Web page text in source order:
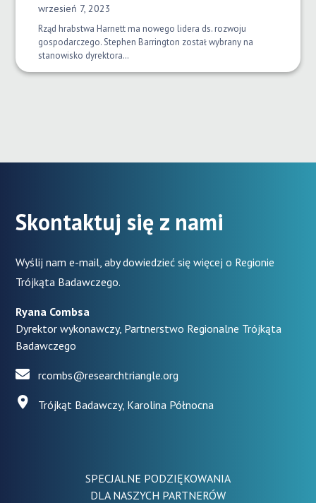
Data opublikowania:
wrzesień 7, 2023
Rząd hrabstwa Harnett ma nowego lidera ds. rozwoju
gospodarczego. Stephen Barrington został wybrany na
stanowisko dyrektora…
Skontaktuj się z nami
Wyślij nam e-mail, aby dowiedzieć się więcej o Regionie
Trójkąta Badawczego.
Ryana Combsa
Dyrektor wykonawczy, Partnerstwo Regionalne Trójkąta
Badawczego
rcombs@researchtriangle.org
Trójkąt Badawczy, Karolina Północna
SPECJALNE PODZIĘKOWANIA
DLA NASZYCH PARTNERÓW